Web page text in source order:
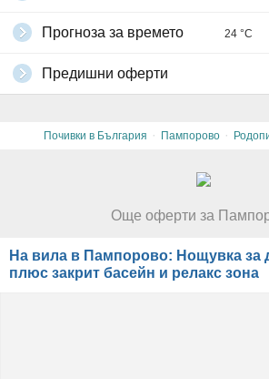
Прогноза за времето 24 °C
Предишни оферти
Почивки в България · Пампорово ·
Още оферти за
На вила в Пампорово: Нощувка за
плюс закрит басейн и релакс зона